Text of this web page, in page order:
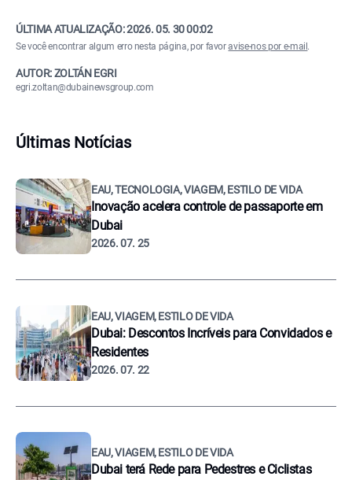
ÚLTIMA ATUALIZAÇÃO:2026. 05. 30 00:02
Se você encontrar algum erro nesta página, por favoravise-nos por e-mail .
AUTOR: ZOLTÁN EGRI
egri.zoltan@dubainewsgroup.com
Últimas Notícias
EAU, TECNOLOGIA, VIAGEM, ESTILO DE VIDA
Inovação acelera controle de passaporte em
Dubai
2026. 07. 25
EAU, VIAGEM, ESTILO DE VIDA
Dubai: Descontos Incríveis para Convidados e
Residentes
2026. 07. 22
EAU, VIAGEM, ESTILO DE VIDA
Dubai terá Rede para Pedestres e Ciclistas